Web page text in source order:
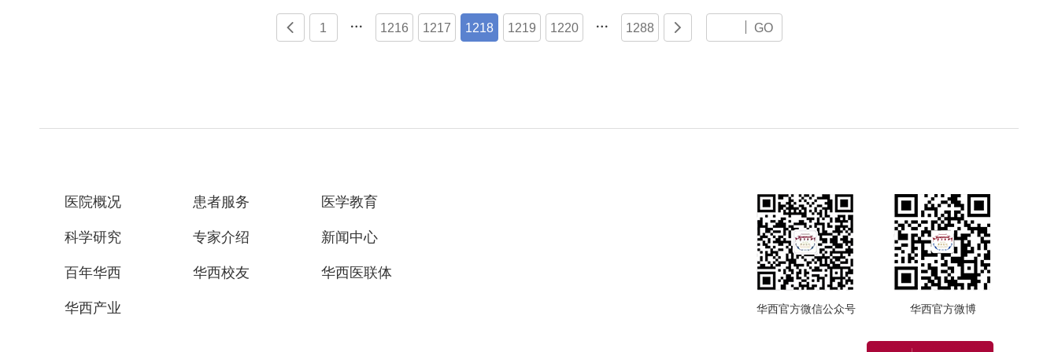
 1  1216 1217 1218 1219 1220  1288  GO
医院概况 患者服务 医学教育
科学研究 专家介绍 新闻中心
百年华西 华西校友 华西医联体
华西产业 华西官方微信公众号 华西官方微博